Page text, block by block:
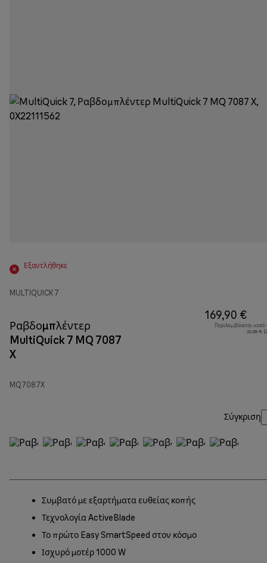
Εξαντλήθηκε
MULTIQUICK 7
Ραβδομπλέντερ
MultiQuick 7 MQ 7087
X
MQ7087X
169,90 €
Περιλαμβάνεται
32,88 €
Σύγκριση
Συμβατό με εξαρτήματα ευθείας κοπής
Τεχνολογία ActiveBlade
Το πρώτο Easy SmartSpeed στον κόσμο
Ισχυρό μοτέρ 1000 W